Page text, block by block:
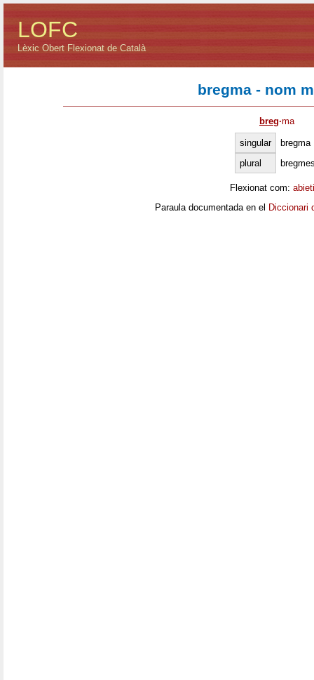
LOFC
Lèxic Obert Flexionat de Català
bregma - nom
breg·ma
singular
bregma
plural
Flexionat com:
Paraula documentada en el Diccionari